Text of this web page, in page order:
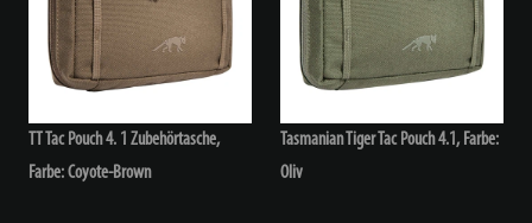
TT Tac Pouch 4. 1 Zubehörtasche,
Farbe: Coyote-Brown
Tasmanian Tiger Tac Pouch 4.1, Farbe:
Oliv